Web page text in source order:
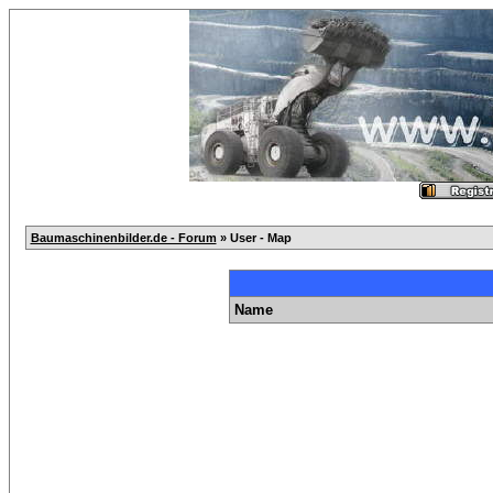
Baumaschinenbilder.de - Forum » User - Map
Name